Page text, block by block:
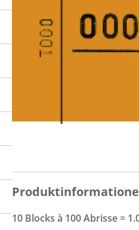
10 Blocks à 100 Abrisse =